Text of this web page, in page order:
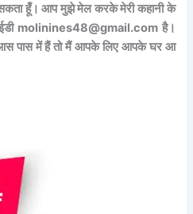
सकता हूँ। आप मुझे मेल करके मेरी कहानी के
molinines48@gmail.com है।
पास में हैं तो मैं आपके लिए आपके घर आ